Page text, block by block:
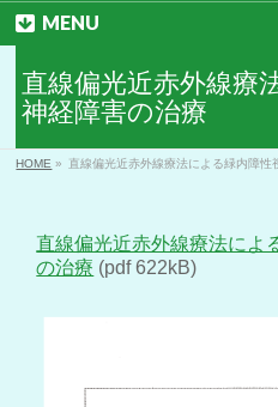
MENU
直線偏光近赤外線療
神経障害の治療
HOME » 直線偏光近赤外線療法による緑内障性
直線偏光近赤外線療法によ
の治療 (pdf 622kB)